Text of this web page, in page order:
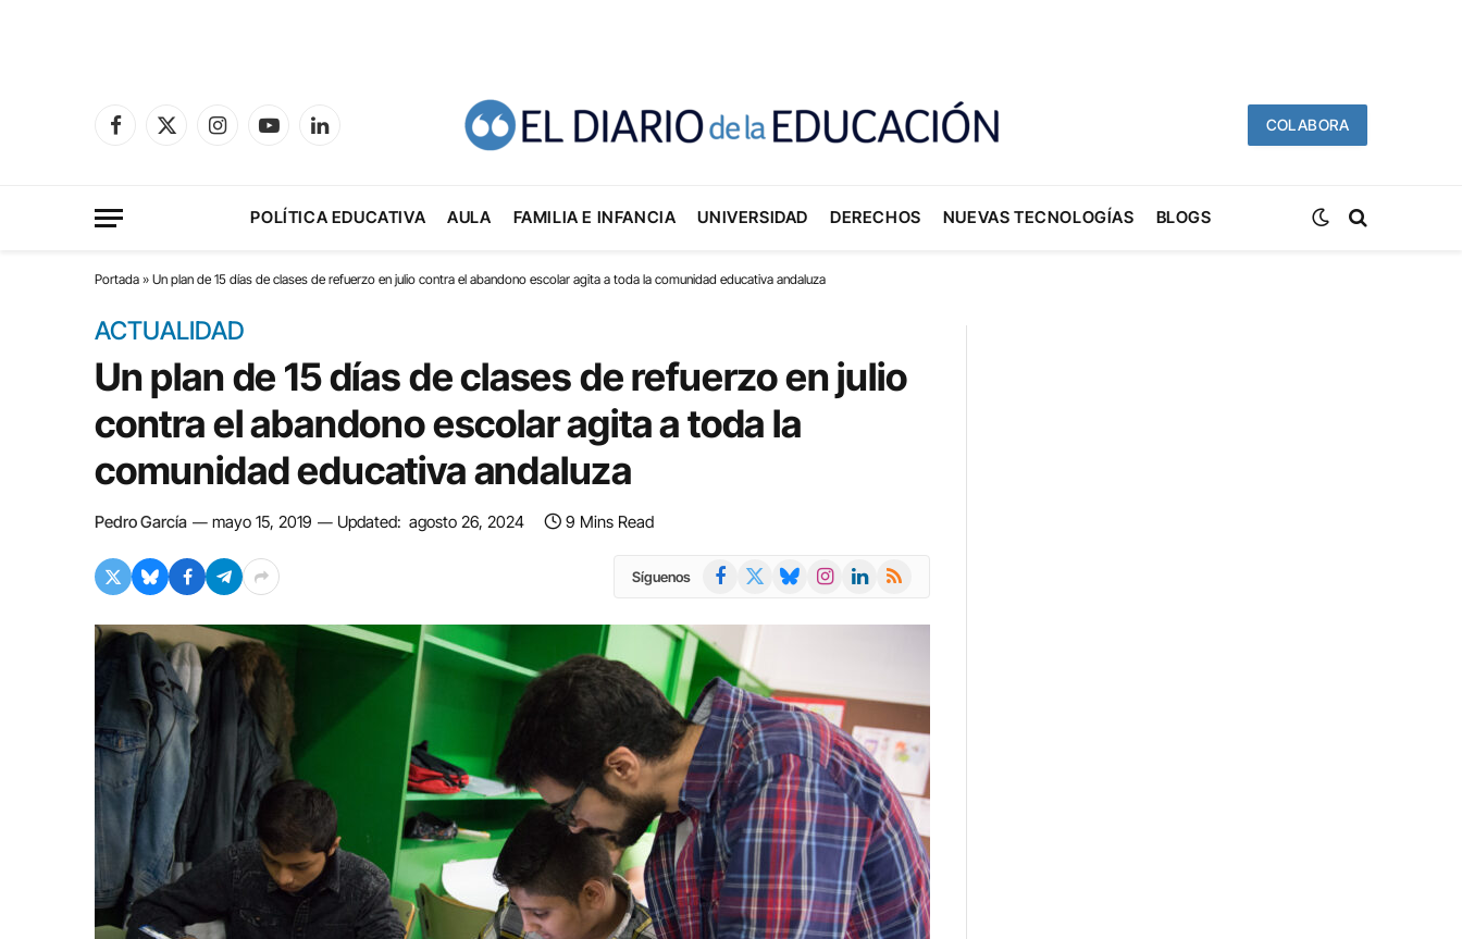
Facebook
X
InstagramYouTubeLinkedIn
COLABORA
POLÍTICA EDUCATIVA AULA FAMILIA E INFANCIA UNIVERSIDAD DERECHOS NUEVAS TECNOLOGÍAS BLOGS
Portada » Un plan de 15 días de clases de refuerzo en julio contra el abandono escolar agita a toda la comunidad educativa andaluza
ACTUALIDAD
Un plan de 15 días de clases de refuerzo en julio
contra el abandono escolar agita a toda la
comunidad educativa andaluza
Pedro García mayo 15, 2019 Updated: agosto 26, 2024 9 Mins Read
Síguenos Facebook BlueskyInstagramLinkedIn
RSS